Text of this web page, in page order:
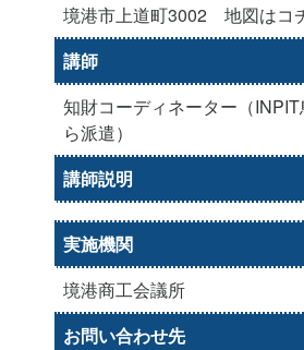
境港市上道町3002 地図はコ
講師
知財コーディネーター（
ら派遣）
講師説明
実施機関
境港商工会議所
お問い合わせ先